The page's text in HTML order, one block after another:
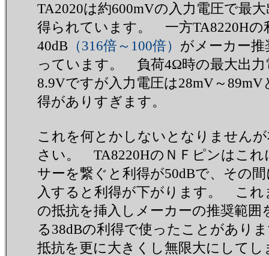
TA2020は約600mVの入力電圧で最大
得られています。 一方TA8220Hの
40dB （316倍～100倍） がメーカー
っています。 負荷4Ω時の最大出力
8.9Vですが入力電圧は28mV～89mV
得がありすぎます。
これを何とかしないとなりませんが
さい。 TA8220HのＮＦピンはこれ
サーを繋ぐと利得が50dBで、その間
入すると利得が下がります。 これ
の抵抗を挿入しメーカーの推奨範囲
る38dBの利得で使ったことがありま
抵抗を更に大きくし無限大にしてし